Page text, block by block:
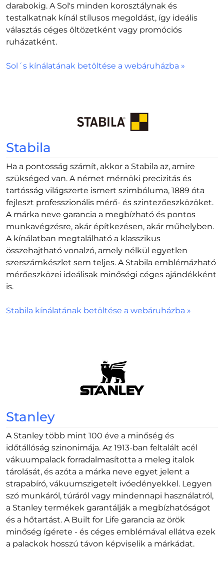
darabokig. A Sol's minden korosztálynak és
testalkatnak kínál stílusos megoldást, így ideális
választás céges öltözetként vagy promóciós
ruházatként.
Sol´s kínálatának betöltése a webáruházba »
Stabila
Ha a pontosság számít, akkor a Stabila az, amire
szükséged van. A német mérnöki precizitás és
tartósság világszerte ismert szimbóluma, 1889 óta
fejleszt professzionális mérő- és szintezőeszközöket.
A márka neve garancia a megbízható és pontos
munkavégzésre, akár építkezésen, akár műhelyben.
A kínálatban megtalálható a klasszikus
összehajtható vonalzó, amely nélkül egyetlen
szerszámkészlet sem teljes. A Stabila emblémázható
mérőeszközei ideálisak minőségi céges ajándékként
is.
Stabila kínálatának betöltése a webáruházba »
Stanley
A Stanley több mint 100 éve a minőség és
időtállóság szinonimája. Az 1913-ban feltalált acél
vákuumpalack forradalmasította a meleg italok
tárolását, és azóta a márka neve egyet jelent a
strapabíró, vákuumszigetelt ivóedényekkel. Legyen
szó munkáról, túráról vagy mindennapi használatról,
a Stanley termékek garantálják a megbízhatóságot
és a hőtartást. A Built for Life garancia az örök
minőség ígérete - és céges emblémával ellátva ezek
a palackok hosszú távon képviselik a márkádat.